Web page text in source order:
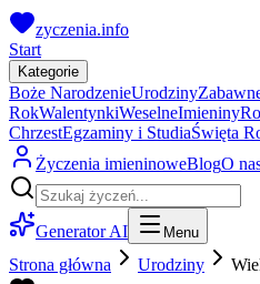
zyczenia.info
Start
Kategorie
Boże NarodzenieUrodziny
RokWalentynkiWeselneImieniny
ChrzestEgzaminy i StudiaŚwięta
Życzenia imieninoweBlogO
Generator AI Menu
Strona główna Urodziny